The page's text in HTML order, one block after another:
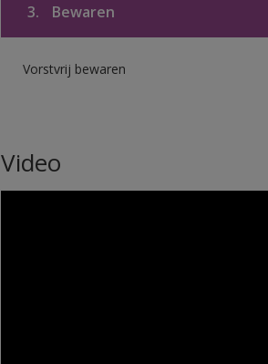
3. Bewaren
Vorstvrij bewaren
Video